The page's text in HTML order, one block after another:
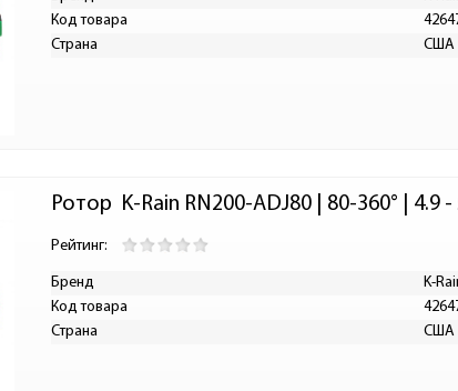
Код товара
Страна
США
Ротор  K-Rain RN200-ADJ80 | 80-360° | 4.9
Рейтинг:
Бренд
K-
Код товара
Страна
США